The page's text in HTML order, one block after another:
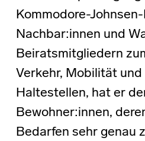
Kommodore-
Nachbar:innen und
Beiratsmitgliedern
Verkehr, Mobilität
Haltestellen, hat er
Bewohner:innen,
Bedarfen sehr genau